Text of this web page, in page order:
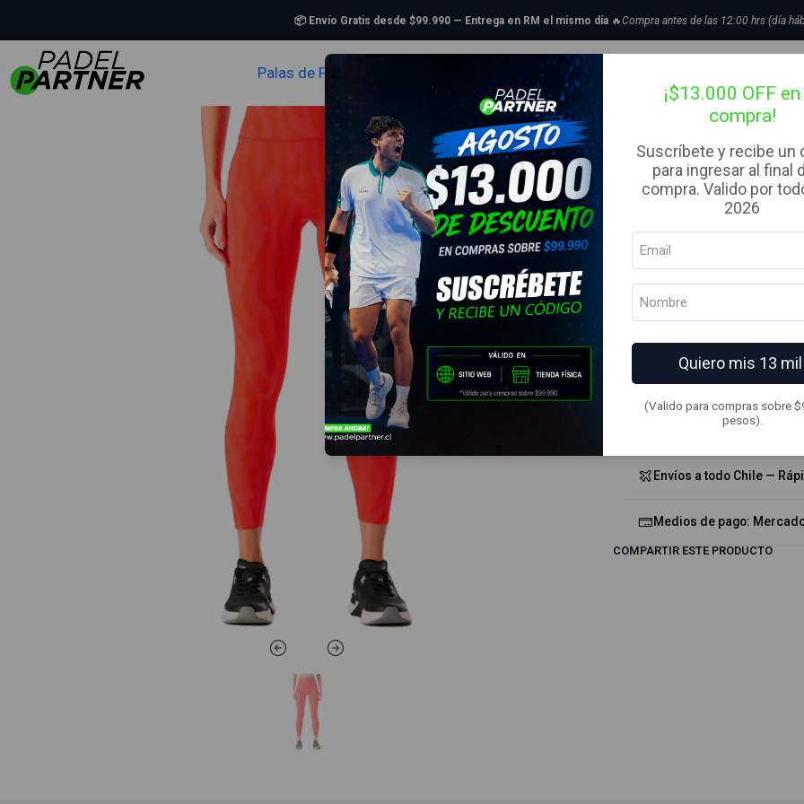
¡$13.000 OFF
compra!
Suscríbete y recibe un
para ingresar al final
compra. Valido por
2026
Quiero mis 13
(Valido para compras sobre
pesos).
Palas de Padel Zapatillas de Padel Bolsos Complementos
📦 Envío Gratis desde $99.990 — Entrega en RM el mismo día 🔥Compra antes de las 12:00 hrs (día
Inicio Ropa Mujer Calzas Calza Mujer Tempo 7/8 Super High Rise Leggins Print Rojo
Calza
Leggins
XL
Vulcano
Cantidad
Agregar a la lista de
Mostrar stock de
Envíos a todo Chile —
Medios de pago:
COMPARTIR ESTE PRODUCTO